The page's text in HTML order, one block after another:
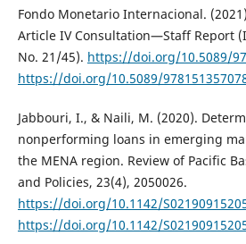
Fondo Monetario Internacional.
Article IV Consultation—Staff Report
No. 21/45). https://doi.org/10.5089/
https://doi.org/10.5089/
Jabbouri, I., & Naili, M. (2020).
nonperforming loans in emerging
the MENA region. Review of Pacific
and Policies, 23(4), 2050026.
https://doi.org/10.1142/
https://doi.org/10.1142/